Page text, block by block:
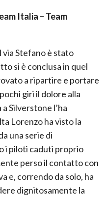
Italia – Team
via Stefano è stato
si è conclusa in quel
a ripartire e portare
giri il dolore alla
Silverstone l’ha
Lorenzo ha visto la
una serie di
i piloti caduti proprio
perso il contatto con
e, correndo da solo, ha
dignitosamente la